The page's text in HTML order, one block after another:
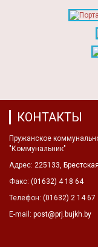
КОНТАКТЫ
Пружанское
"Коммунальник"
Адрес: 225133,
Факс: (01632) 4 18 64
Телефон: (01632) 2 14 67
E-mail: post@prj.bujkh.by